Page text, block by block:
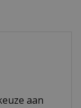
aan